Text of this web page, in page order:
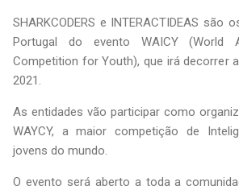
SHARKCODERS e INTERACTIDEAS são
Portugal do evento WAICY (World
Competition for Youth), que irá decorrer
2021.
As entidades vão participar como
WAYCY, a maior competição de
jovens do mundo.
O evento será aberto a toda a